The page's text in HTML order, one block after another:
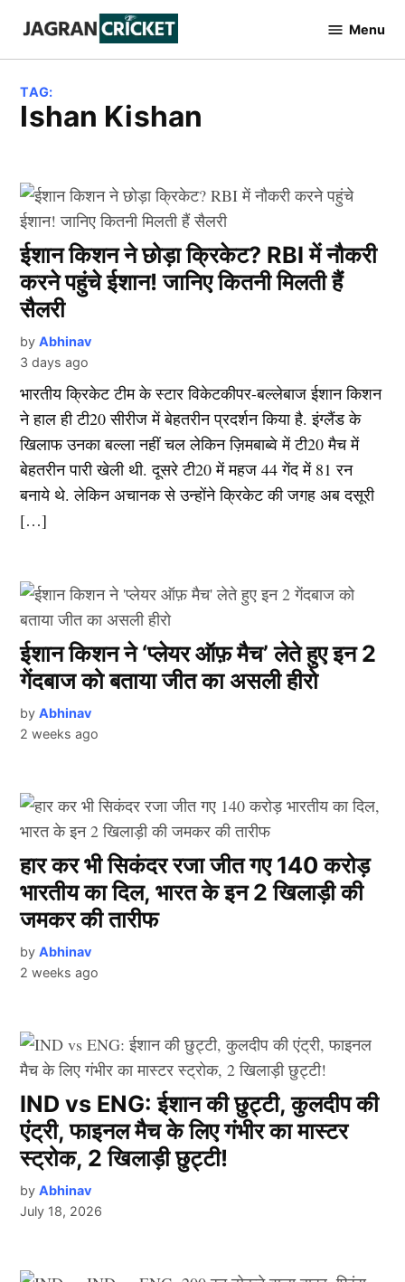
content
Cricket
Menu
TAG:
Ishan Kishan
ईशान किशन ने छोड़ा क्रिकेट? RBI में नौकरी
करने पहुंचे ईशान! जानिए कितनी मिलती हैं
सैलरी
by Abhinav
3 days ago
भारतीय क्रिकेट टीम के स्टार विकेटकीपर-बल्लेबाज ईशान किशन
ने हाल ही टी20 सीरीज में बेहतरीन प्रदर्शन किया है. इंग्लैंड के
खिलाफ उनका बल्ला नहीं चल लेकिन ज़िमबाब्वे में टी20 मैच में
बेहतरीन पारी खेली थी. दूसरे टी20 में महज 44 गेंद में 81 रन
बनाये थे. लेकिन अचानक से उन्होंने क्रिकेट की जगह अब दसूरी
[…]
ईशान किशन ने ‘प्लेयर ऑफ़ मैच’ लेते हुए इन 2
गेंदबाज को बताया जीत का असली हीरो
by Abhinav
2 weeks ago
हार कर भी सिकंदर रजा जीत गए 140 करोड़
भारतीय का दिल, भारत के इन 2 खिलाड़ी की
जमकर की तारीफ
by Abhinav
2 weeks ago
IND vs ENG: ईशान की छुट्टी, कुलदीप की
एंट्री, फाइनल मैच के लिए गंभीर का मास्टर
स्ट्रोक, 2 खिलाड़ी छुट्टी!
by Abhinav
July 18, 2026